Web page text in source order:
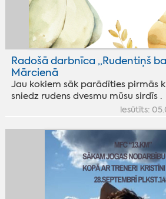
Radošā darbnīca ,,Rudentiņš
Mārcienā
Jau kokiem sāk parādīties pirmās
sniedz rudens dvesmu mūsu sirdīs .
iesūtīts: